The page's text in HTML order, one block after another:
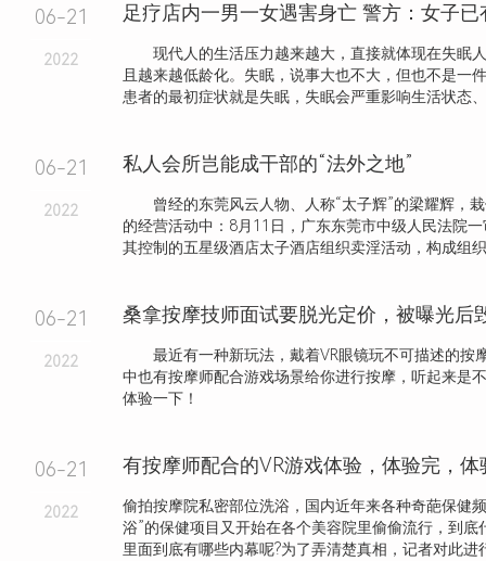
06-21
2022
足疗店内一男一女遇害身亡 警方：女子已
现代人的生活压力越来越大，直接就体现在失眠
且越来越低龄化。失眠，说事大也不大，但也不是一
患者的最初症状就是失眠，失眠会严重影响生活状态
06-21
2022
私人会所岂能成干部的“法外之地”
曾经的东莞风云人物、人称“太子辉”的梁耀辉，栽
的经营活动中：8月11日，广东东莞市中级人民法院
其控制的五星级酒店太子酒店组织卖淫活动，构成组
06-21
2022
桑拿按摩技师面试要脱光定价，被曝光后
最近有一种新玩法，戴着VR眼镜玩不可描述的按
中也有按摩师配合游戏场景给你进行按摩，听起来是
体验一下！
06-21
2022
有按摩师配合的VR游戏体验，体验完，体
偷拍按摩院私密部位洗浴，国内近年来各种奇葩保健
浴”的保健项目又开始在各个美容院里偷偷流行，到底
里面到底有哪些内幕呢?为了弄清楚真相，记者对此进